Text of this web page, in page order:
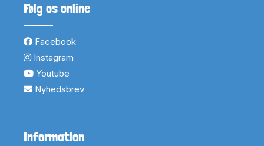
Følg os online
Facebook
Instagram
Youtube
Nyhedsbrev
Information